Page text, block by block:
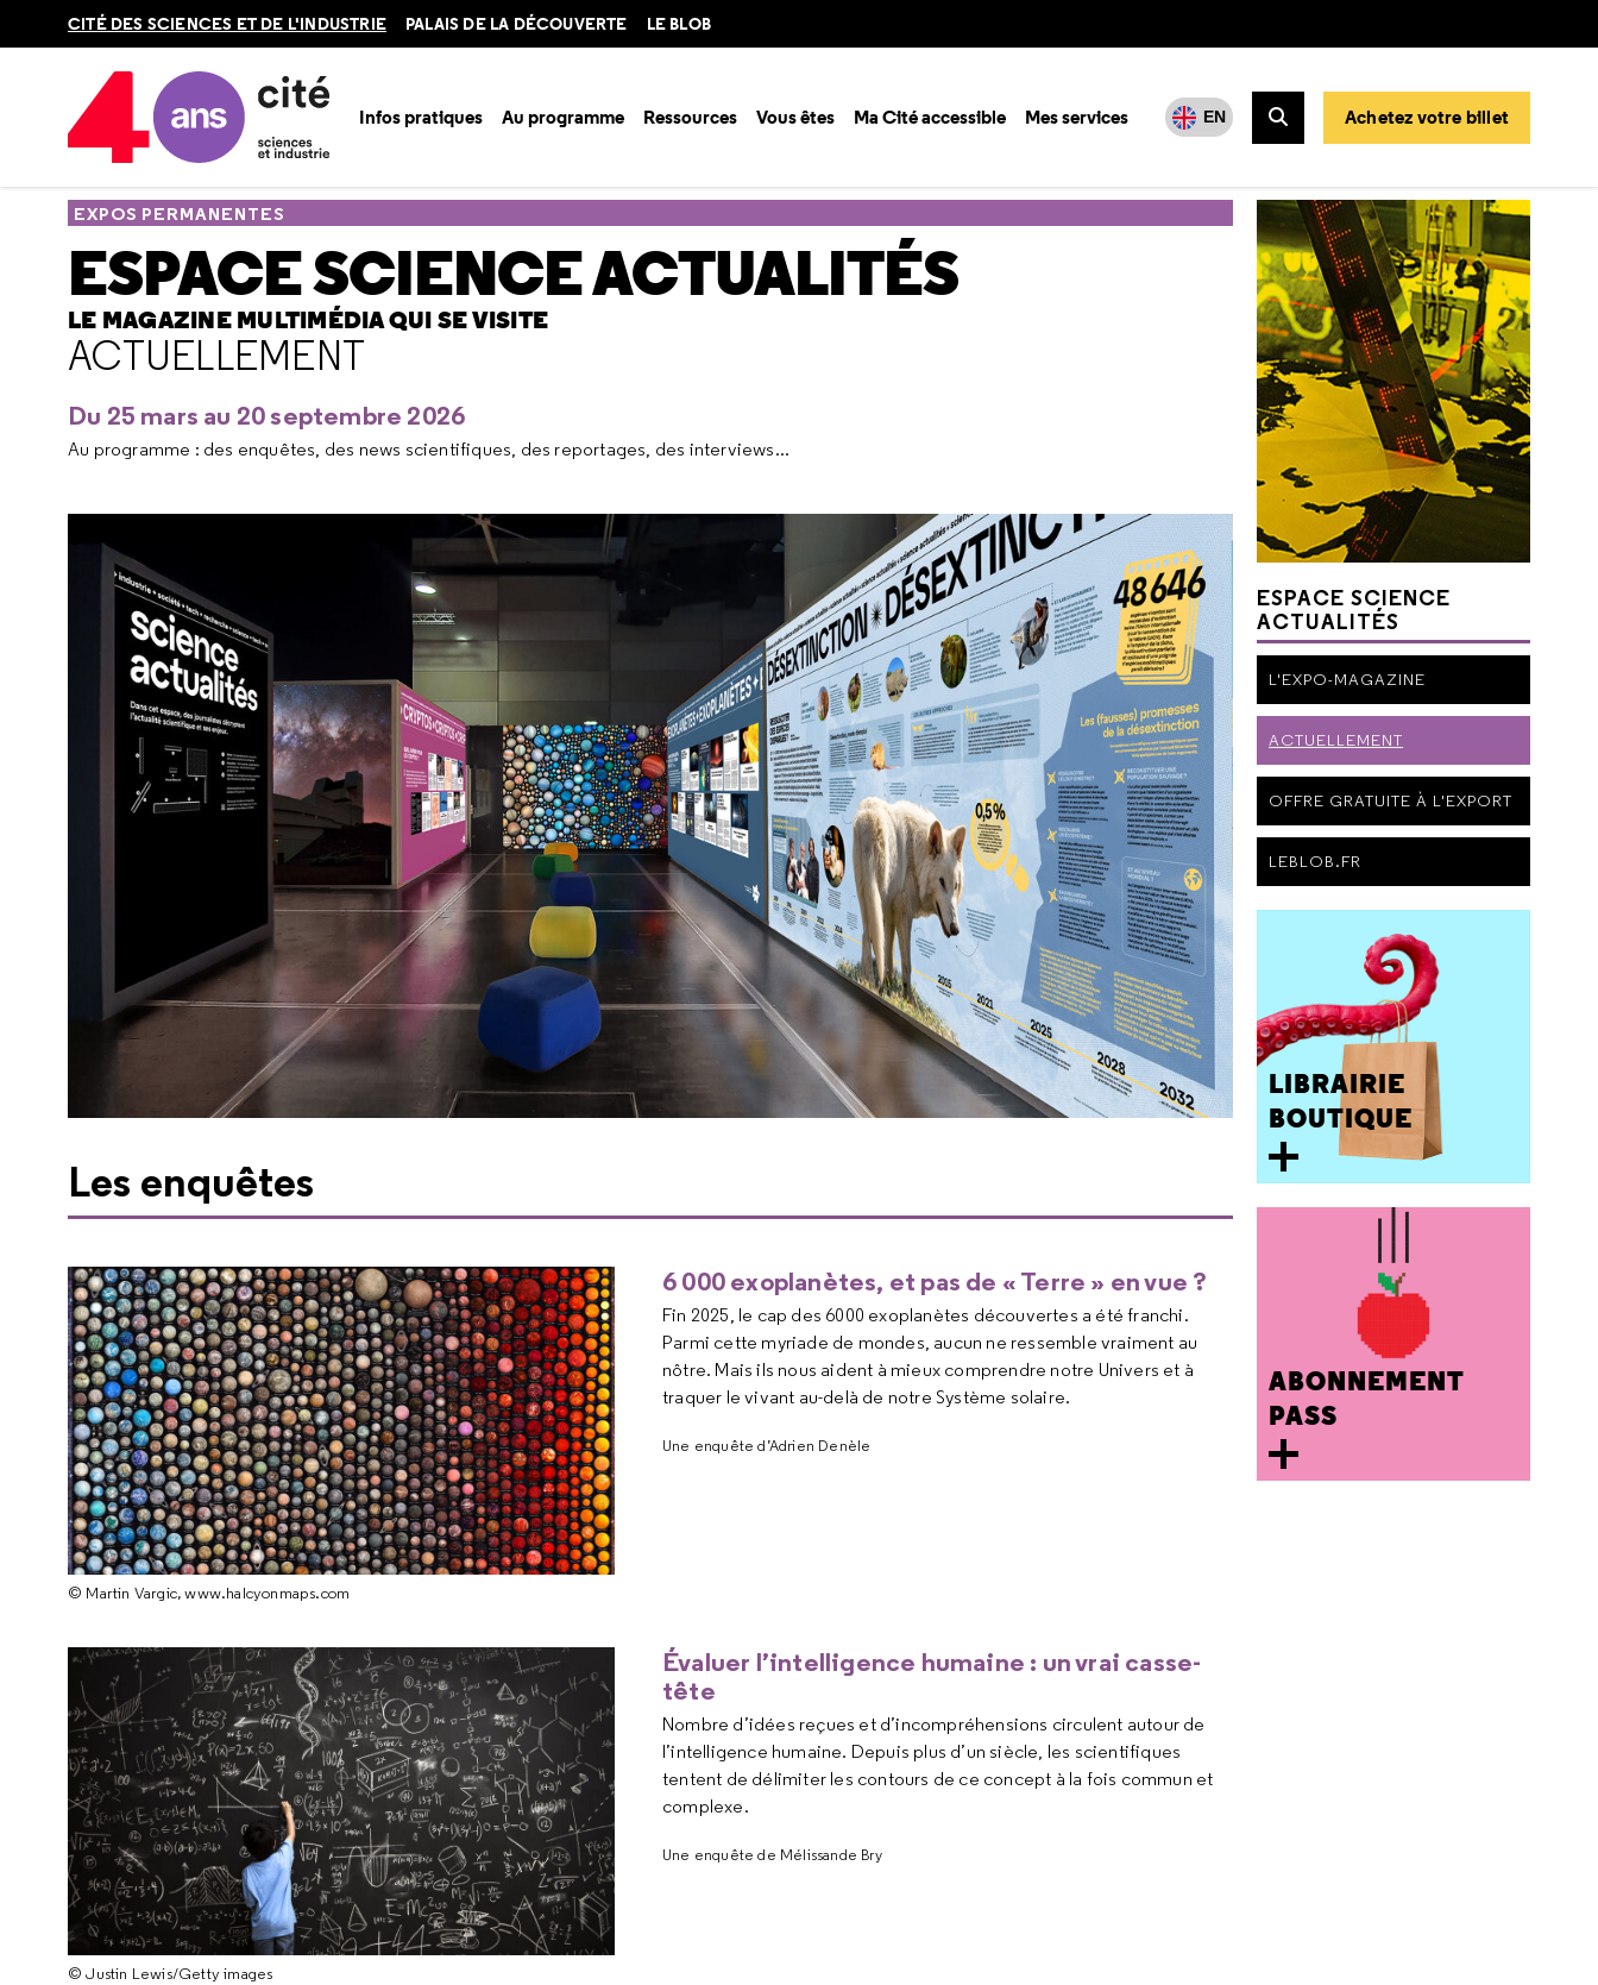
CITÉ DES SCIENCES ET DE L'INDUSTRIE PALAIS DE LA DÉCOUVERTE LE BLOB
Infos pratiques Au programme Ressources Vous êtes Ma Cité accessible Mes services EN
Rechercher
Achetez votre billet
Accueil Au programme
EXPOS PERMANENTES
ESPACE SCIENCE ACTUALITÉS
LE MAGAZINE MULTIMÉDIA QUI SE VISITE
ACTUELLEMENT
Du 25 mars au 20 septembre 2026
Au programme : des enquêtes, des news scientifiques, des reportages, des interviews...
Les enquêtes
© Martin Vargic, www.halcyonmaps.com
6 000 exoplanètes, et pas de « Terre » en vue ?
Fin 2025, le cap des 6000 exoplanètes découvertes a été franchi.
Parmi cette myriade de mondes, aucun ne ressemble vraiment au
nôtre. Mais ils nous aident à mieux comprendre notre Univers et à
traquer le vivant au-delà de notre Système solaire.
Une enquête d’Adrien Denèle
© Justin Lewis/Getty images
Évaluer l’intelligence humaine : un vrai casse-
tête
Nombre d’idées reçues et d’incompréhensions circulent autour de
l’intelligence humaine. Depuis plus d’un siècle, les scientifiques
tentent de délimiter les contours de ce concept à la fois commun et
complexe.
Une enquête de Mélissande Bry
ESPACE SCIENCE
ACTUALITÉS
L'EXPO-MAGAZINE
ACTUELLEMENT
OFFRE GRATUITE À L'EXPORT
LEBLOB.FR
LIBRAIRIE
BOUTIQUE
ABONNEMENT
PASS